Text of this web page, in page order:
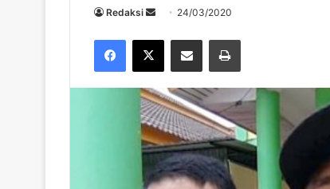
Redaksi
Send 24/03/2020
Facebook
X Share via Email Print